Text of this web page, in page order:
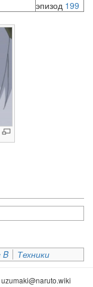
эпизод 199
B Техники
uzumaki